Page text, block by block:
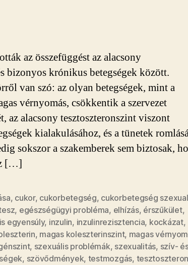
az összefüggést az alacsony
bizonyos krónikus betegségek között.
van szó: az olyan betegségek, mint a
vérnyomás, csökkentik a szervezet
az alacsony tesztoszteronszint viszont
kialakulásához, és a tünetek
sokszor a szakemberek sem biztosak,
[…]
, cukor, cukorbetegség, cukorbetegség
, egészségügyi probléma, elhízás, érszűkület,
egyensúly, inzulin, inzulinrezisztencia, kockázat,
, magas koleszterinszint, magas
, szexuális problémák, szexualitás, szív-
, szövődmények, testmozgás, tesztoszteron